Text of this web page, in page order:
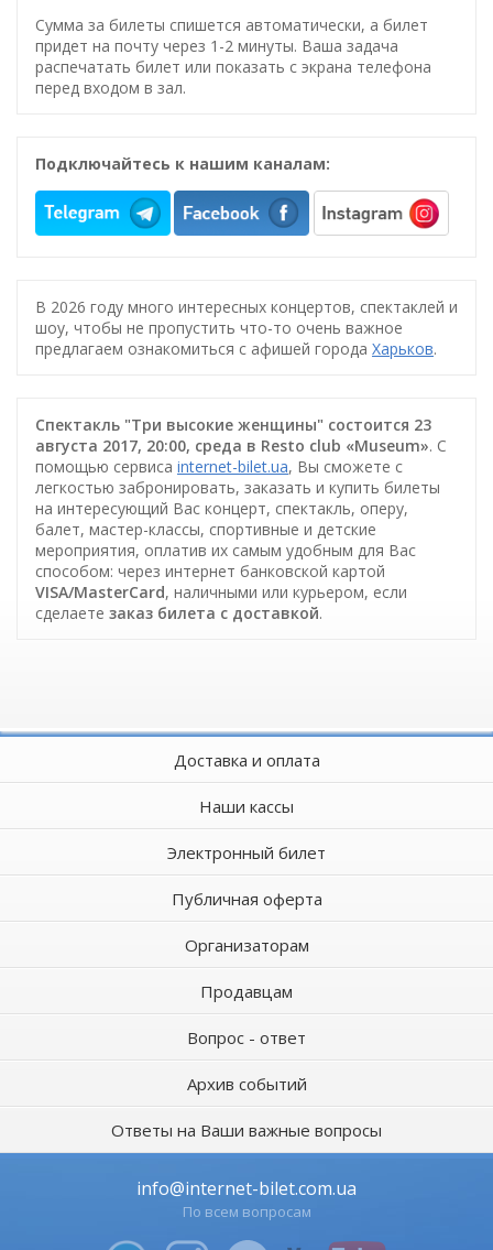
Сумма за билеты спишется автоматически, а билет
придет на почту через 1-2 минуты. Ваша задача
распечатать билет или показать с экрана телефона
перед входом в зал.
Подключайтесь к нашим каналам:
В 2026 году много интересных концертов, спектаклей и
шоу, чтобы не пропустить что-то очень важное
предлагаем ознакомиться с афишей города Харьков.
Спектакль "Три высокие женщины" состоится 23
августа 2017, 20:00, среда в Resto club «Museum». С
помощью сервиса internet-bilet.ua, Вы сможете с
легкостью забронировать, заказать и купить билеты
на интересующий Вас концерт, спектакль, оперу,
балет, мастер-классы, спортивные и детские
мероприятия, оплатив их самым удобным для Вас
способом: через интернет банковской картой
VISA/MasterCard, наличными или курьером, если
сделаете заказ билета c доставкой.
Доставка и оплата
Наши кассы
Электронный билет
Публичная оферта
Организаторам
Продавцам
Вопрос - ответ
Архив событий
Ответы на Ваши важные вопросы
info@internet-bilet.com.ua
По всем вопросам